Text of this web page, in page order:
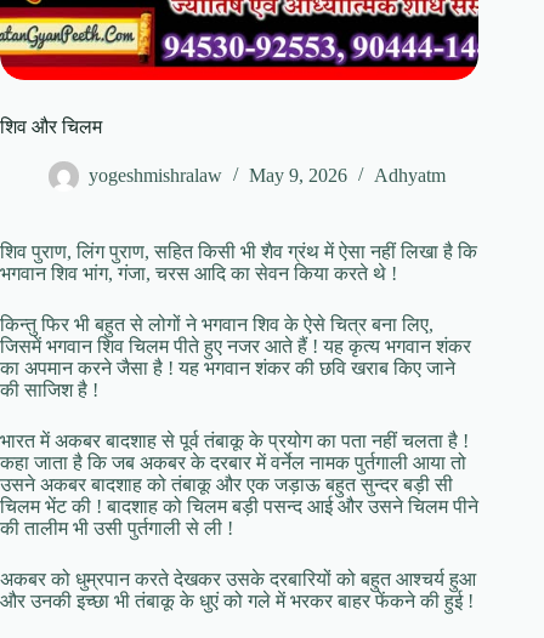
शिव और चिलम
yogeshmishralaw May 9, 2026 Adhyatm
शिव पुराण, लिंग पुराण, सहित किसी भी शैव ग्रंथ में ऐसा नहीं लिखा है कि
भगवान शिव भांग, गंजा, चरस आदि का सेवन किया करते थे !
किन्तु फिर भी बहुत से लोगों ने भगवान शिव के ऐसे ‍चित्र बना लिए,
जिसमें भगवान शिव चिलम पीते हुए नजर आते हैं ! यह कृत्य भगवान शंकर
का अपमान करने जैसा है ! यह भगवान शंकर की छवि खराब किए जाने
की साजिश है !
भारत में अकबर बादशाह से पूर्व तंबाकू के प्रयोग का पता नहीं चलता है !
कहा जाता है कि जब अकबर के दरबार में वर्नेल नामक पुर्तगाली आया तो
उसने अकबर बादशाह को तंबाकू और एक जड़ाऊ बहुत सुन्दर बड़ी सी
चिलम भेंट की ! बादशाह को चिलम बड़ी पसन्द आई और उसने चिलम पीने
की तालीम भी उसी पुर्तगाली से ली !
अकबर को धुम्रपान करते देखकर उसके दरबारियों को बहुत आश्चर्य हुआ
और उनकी इच्छा भी तंबाकू के धुएं को गले में भरकर बाहर फेंकने की हुई !